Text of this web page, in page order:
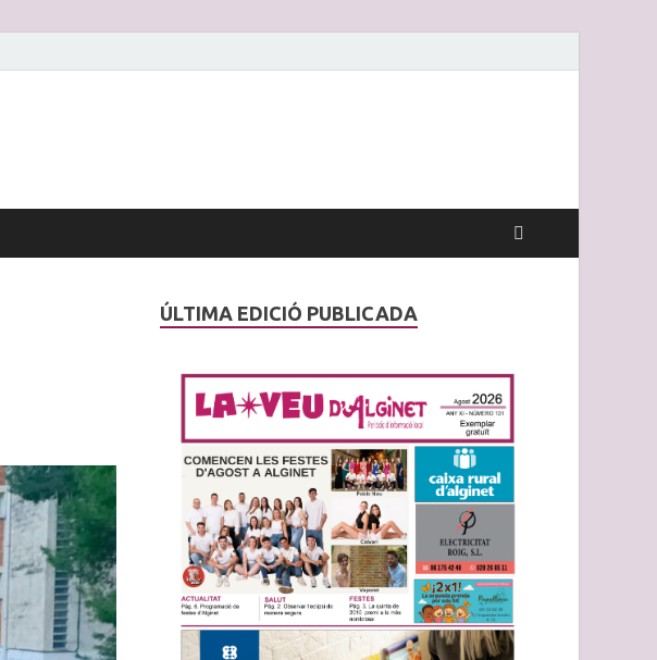
ÚLTIMA EDICIÓ PUBLICADA